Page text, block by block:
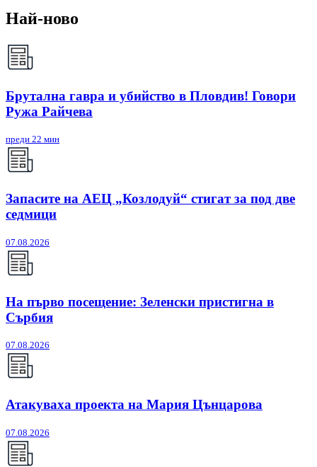
Най-ново
Брутална гавра и убийство в Пловдив! Говори
Ружа Райчева
преди 22 мин
Запасите на АЕЦ „Козлодуй“ стигат за под две
седмици
07.08.2026
На първо посещение: Зеленски пристигна в
Сърбия
07.08.2026
Атакуваха проекта на Мария Цънцарова
07.08.2026